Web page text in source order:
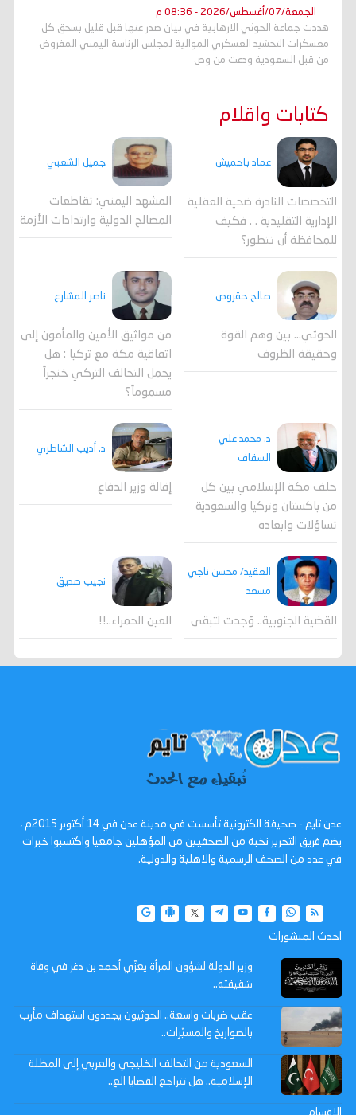
الجمعة/07/أغسطس/2026 - 08:36 م
هددت جماعة الحوثي الارهابية في بيان صدر عنها قبل قليل بسحق كل
معسكرات التحشيد العسكري الموالية لمجلس الرئاسة اليمني المفروض
من قبل السعودية ودعت من وص
كتابات واقلام
عماد باحميش
التخصصات النادرة ضحية العقلية
الإدارية التقليدية . . فكيف
للمحافظة أن تتطور؟
جميل الشعبي
المشهد اليمني: تقاطعات
المصالح الدولية وارتدادات الأزمة
صالح حقروص
الحوثي... بين وهم القوة
وحقيقة الظروف
ناصر المشارع
من مواثيق الأمين والمأمون إلى
اتفاقية مكة مع تركيا : هل
يحمل التحالف التركي خنجراً
مسموماً؟
د. محمد علي
السقاف
حلف مكة الإسلامي بين كل
من باكستان وتركيا والسعودية
تساؤلات وابعاده
د. أديب الشاطري
إقالة وزير الدفاع
العقيد/ محسن ناجي
مسعد
القضية الجنوبية.. وُجدت لتبقى
نجيب صديق
العين الحمراء..!!
عدن تايم - صحيفة الكترونية تأسست في مدينة عدن في 14 أكتوبر 2015م ،
يضم فريق التحرير نخبة من الصحفيين من المؤهلين جامعيا واكتسبوا خبرات
في عدد من الصحف الرسمية والاهلية والدولية.
احدث المنشورات
وزير الدولة لشؤون المرأة يعزّي أحمد بن دغر في وفاة
شقيقته..
عقب ضربات واسعة.. الحوثيون يجددون استهداف مأرب
بالصواريخ والمسيّرات..
السعودية من التحالف الخليجي والعربي إلى المظلة
الإسلامية.. هل تتراجع القضايا الع..
الاقسام